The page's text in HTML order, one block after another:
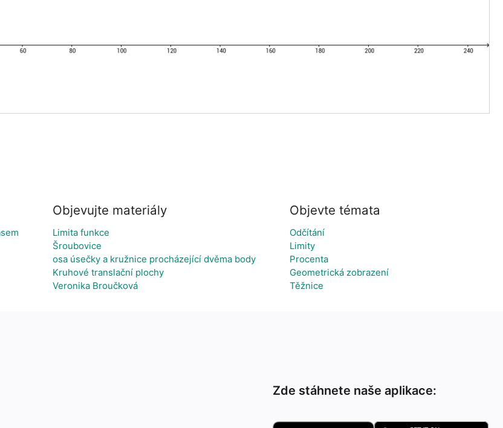
Objevujte materiály
Limita funkce
Šroubovice
osa úsečky a kružnice procházející dvěma body
Kruhové translační plochy
Veronika Broučková
Objevte témata
Odčítání
Limity
Procenta
Geometrická zobrazení
Těžnice
Zde stáhnete naše aplikace: